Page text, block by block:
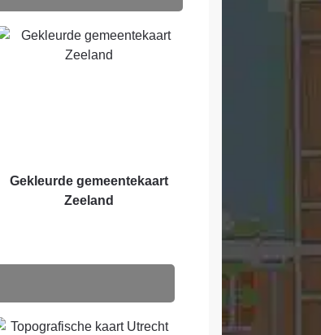
Gekleurde gemeentekaart
Zeeland